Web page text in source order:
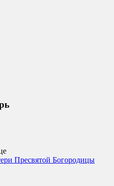
Пресвятой Богородицы